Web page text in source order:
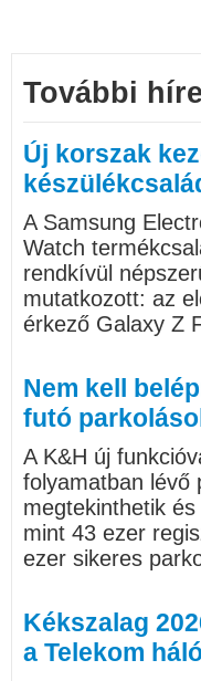
További
Új korszak
A Samsung
Watch
rendkívül
mutatkozott: az
érkező Galaxy Z
Nem kell
futó
A K&H új
folyamatban lévő
megtekinthetik
mint 43 ezer
ezer sikeres
Kékszalag
a Telekom